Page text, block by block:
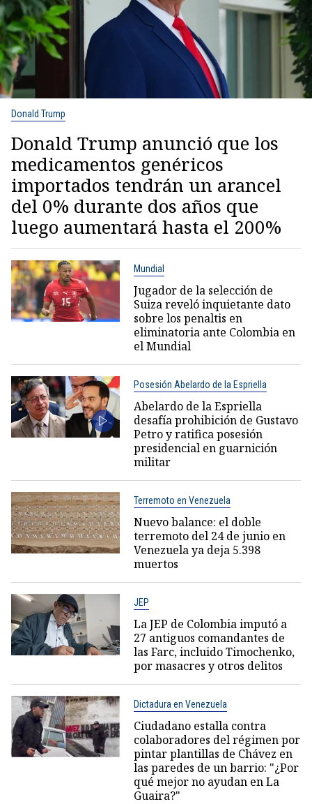
Donald Trump
Donald Trump anunció que los
medicamentos genéricos
importados tendrán un arancel
del 0% durante dos años que
luego aumentará hasta el 200%
Mundial
Jugador de la selección de
Suiza reveló inquietante dato
sobre los penaltis en
eliminatoria ante Colombia en
el Mundial
Posesión Abelardo de la Espriella
Abelardo de la Espriella
desafía prohibición de Gustavo
Petro y ratifica posesión
presidencial en guarnición
militar
Terremoto en Venezuela
Nuevo balance: el doble
terremoto del 24 de junio en
Venezuela ya deja 5.398
muertos
JEP
La JEP de Colombia imputó a
27 antiguos comandantes de
las Farc, incluido Timochenko,
por masacres y otros delitos
Dictadura en Venezuela
Ciudadano estalla contra
colaboradores del régimen por
pintar plantillas de Chávez en
las paredes de un barrio: "¿Por
qué mejor no ayudan en La
Guaira?"